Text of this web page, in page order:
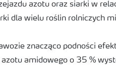
7:1. Jest to idealny
dla wielu roślin rolniczych
znacząco podności
amidowego o 35 %